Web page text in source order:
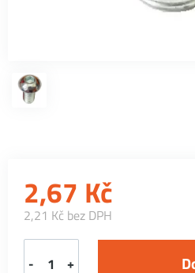
2,67 Kč
2,21 Kč bez DPH
- +